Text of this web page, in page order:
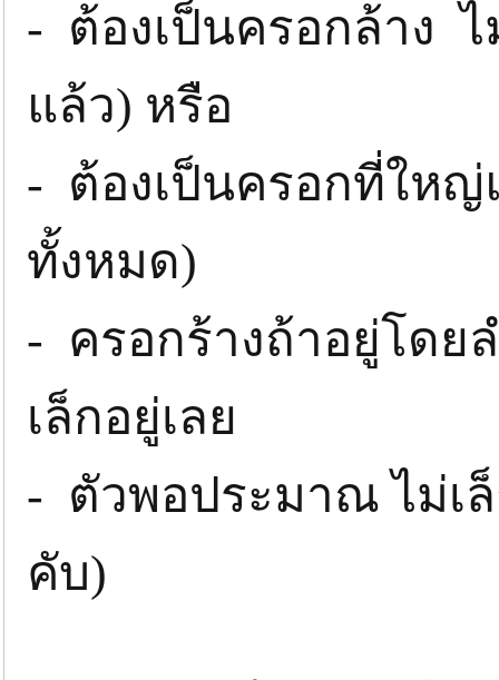
- ต้องเป็นครอกล้าง
แล้ว) หรือ
- ต้องเป็นครอกที่ใหญ่
ทั้งหมด)
- ครอกร้างถ้าอยู่โดย
เล็กอยู่เลย
- ตัวพอประมาณ ไม่เ
คับ)